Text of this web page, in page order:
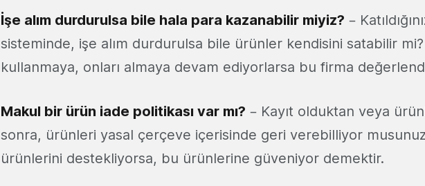
İşe alım durdurulsa bile hala para kazanabilir miyiz? –
sisteminde, işe alım durdurulsa bile ürünler kendisini satabilir
kullanmaya, onları almaya devam ediyorlarsa bu firma
Makul bir ürün iade politikası var mı? – Kayıt olduktan veya
sonra, ürünleri yasal çerçeve içerisinde geri verebilliyor
ürünlerini destekliyorsa, bu ürünlerine güveniyor demektir.